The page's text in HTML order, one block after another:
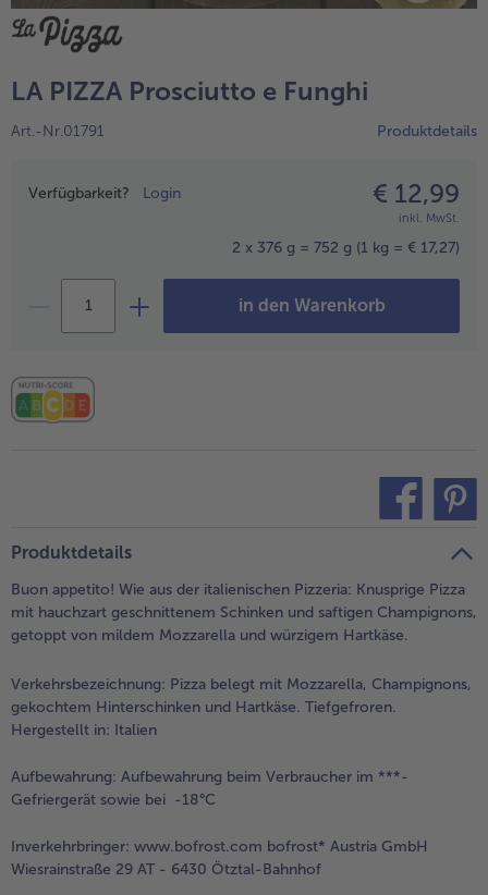
Obst
alle Brot & Gebäck
Wein & Spirituosen
LA PIZZA Prosciutto e Funghi
Art.-Nr.01791 Produktdetails
Preisangabe
Verfügbarkeit? Login € 12,99
inkl. MwSt.
2 x 376 g = 752 g (1 kg = € 17,27)
in den Warenkorb
Produktdetails
Buon appetito! Wie aus der italienischen Pizzeria: Knusprige Pizza
mit hauchzart geschnittenem Schinken und saftigen Champignons,
getoppt von mildem Mozzarella und würzigem Hartkäse.
Verkehrsbezeichnung: Pizza belegt mit Mozzarella, Champignons,
gekochtem Hinterschinken und Hartkäse. Tiefgefroren.
Hergestellt in: Italien
Aufbewahrung: Aufbewahrung beim Verbraucher im ***-
Gefriergerät sowie bei -18°C
Inverkehrbringer: www.bofrost.com bofrost* Austria GmbH
Wiesrainstraße 29 AT - 6430 Ötztal-Bahnhof